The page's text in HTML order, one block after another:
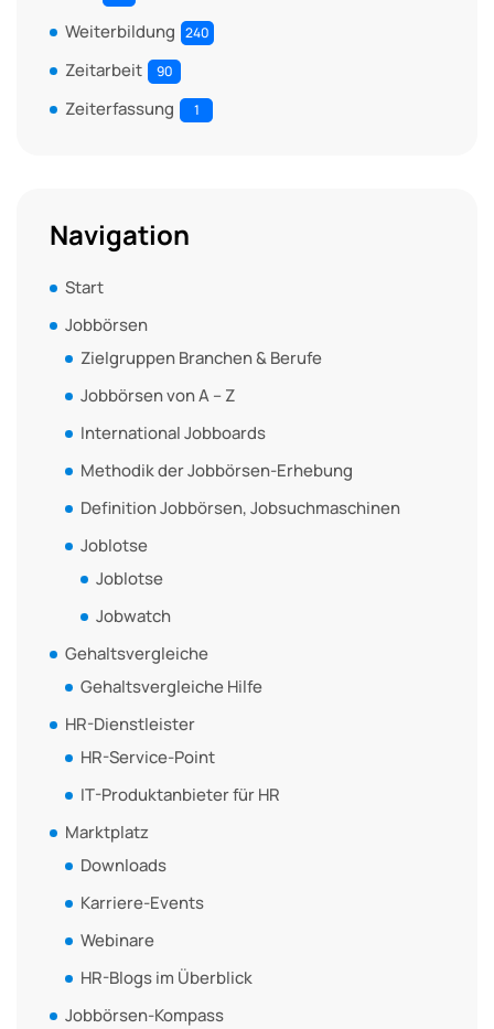
Weiterbildung 240
Zeitarbeit 90
Zeiterfassung 1
Navigation
Start
Jobbörsen
Zielgruppen Branchen & Berufe
Jobbörsen von A – Z
International Jobboards
Methodik der Jobbörsen-Erhebung
Definition Jobbörsen, Jobsuchmaschinen
Joblotse
Joblotse
Jobwatch
Gehaltsvergleiche
Gehaltsvergleiche Hilfe
HR-Dienstleister
HR-Service-Point
IT-Produktanbieter für HR
Marktplatz
Downloads
Karriere-Events
Webinare
HR-Blogs im Überblick
Jobbörsen-Kompass